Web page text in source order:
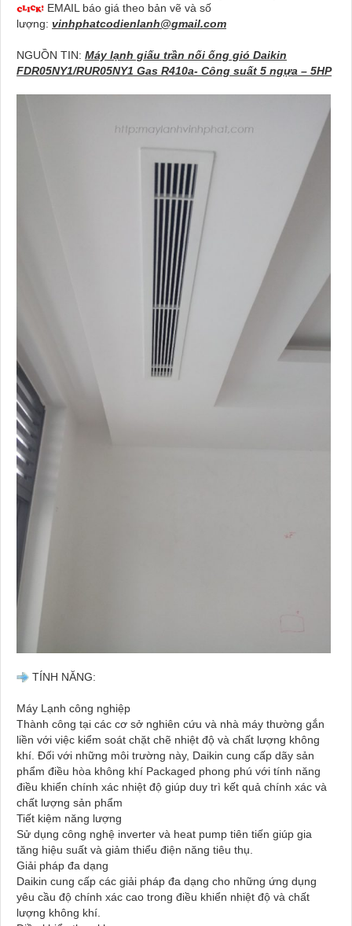
EMAIL báo giá theo bản vẽ và số
lượng: vinhphatcodienlanh@gmail.com
NGUỒN TIN: Máy lạnh giấu trần nối ống gió Daikin
FDR05NY1/RUR05NY1 Gas R410a- Công suất 5 ngựa – 5HP
TÍNH NĂNG:
Máy Lạnh công nghiệp
Thành công tại các cơ sở nghiên cứu và nhà máy thường gắn
liền với việc kiểm soát chặt chẽ nhiệt độ và chất lượng không
khí. Đối với những môi trường này, Daikin cung cấp dãy sản
phẩm điều hòa không khí Packaged phong phú với tính năng
điều khiển chính xác nhiệt độ giúp duy trì kết quả chính xác và
chất lượng sản phẩm
Tiết kiệm năng lượng
Sử dụng công nghệ inverter và heat pump tiên tiến giúp gia
tăng hiệu suất và giảm thiểu điện năng tiêu thụ.
Giải pháp đa dạng
Daikin cung cấp các giải pháp đa dạng cho những ứng dụng
yêu cầu độ chính xác cao trong điều khiển nhiệt độ và chất
lượng không khí.